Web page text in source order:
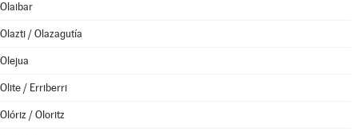
Olaibar
Olazti / Olazagutía
Olejua
Olite / Erriberri
Olóriz / Oloritz